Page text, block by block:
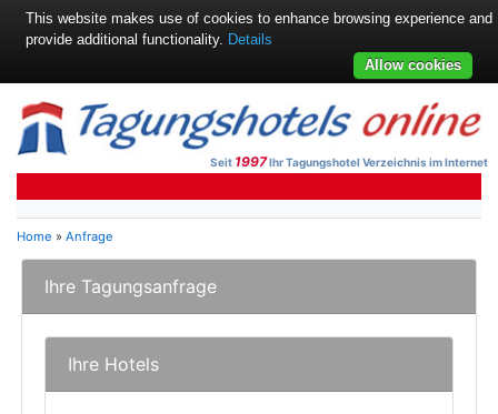
Seit 1997Ihr Tagungshotel Verzeichnis im Internet
Home » Anfrage
Ihre Tagungsanfrage
Ihre Hotels
This website makes use of cookies to enhance browsing experience and
provide additional functionality. Details
Allow cookies